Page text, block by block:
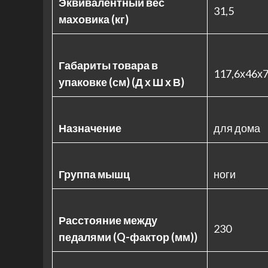
маховика (кг)
31,5
Габариты товара в
упаковке (см) (Д х Ш х В)
Назначение для дома
Группа мышц ноги
Расстояние между
педалями (Q-фактор (мм))
230